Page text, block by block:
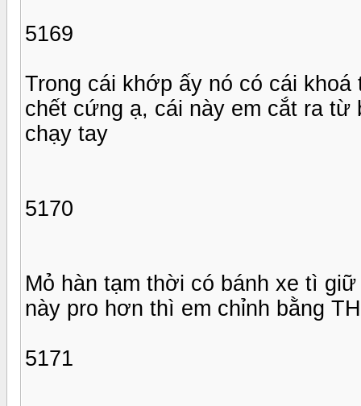
5169
Trong cái khớp ấy nó có cái
chết cứng ạ, cái này em cắt ra từ
chạy tay
5170
Mỏ hàn tạm thời có bánh xe tì
này pro hơn thì em chỉnh bằng
5171